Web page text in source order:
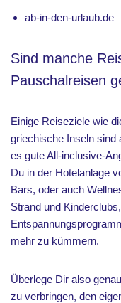
ab-in-den-urlaub.de
Sind manche
Pauschalreisen
Einige Reiseziele wie
griechische Inseln sind
es gute All-inclusive-
Du in der Hotelanlage
Bars, oder auch
Strand und
mehr zu kümmern.
Überlege Dir also
zu verbringen, den